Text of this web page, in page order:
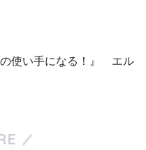
使い手になる！』 エル